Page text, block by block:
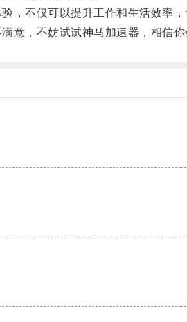
不仅可以提升工作和生活效率，
，不妨试试神马加速器，相信你